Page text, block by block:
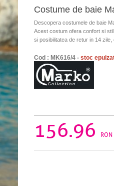
Costume de baie
Descopera costumele de baie
Acest costum ofera confort si
si posibilitatea de retur in 14
Cod : MK616/4 - stoc
156.96 RON